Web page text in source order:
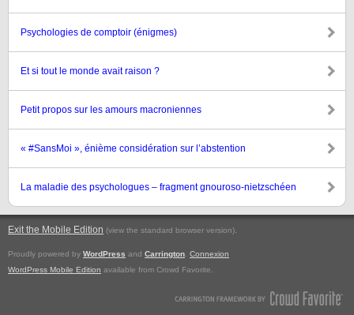
Psychologies de comptoir (énigmes)
Et si tout le monde avait raison ?
Petit propos sur les amours macroniennes
« #SansMoi », énième considération sur l’abstention
La maladie des psychologues – fragment gnouroso-nietzschéen
Exit the Mobile Edition (view the standard browser version).
Proudly powered by WordPress and Carrington Connexion
WordPress Mobile Edition available from Crowd Favorite.